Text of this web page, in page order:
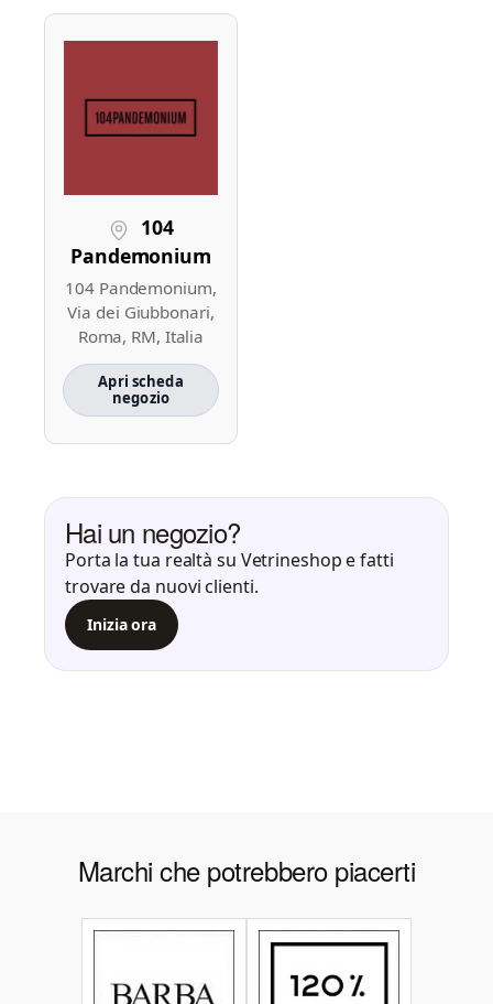
104
Pandemonium
104 Pandemonium,
Via dei Giubbonari,
Roma, RM, Italia
Apri scheda
negozio
Hai un negozio?
Porta la tua realtà su Vetrineshop e fatti
trovare da nuovi clienti.
Inizia ora
Marchi che potrebbero piacerti